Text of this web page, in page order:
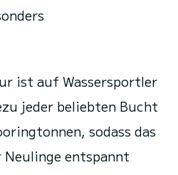
ist auf Wassersportler
jeder beliebten Bucht
sodass das
Neulinge entspannt